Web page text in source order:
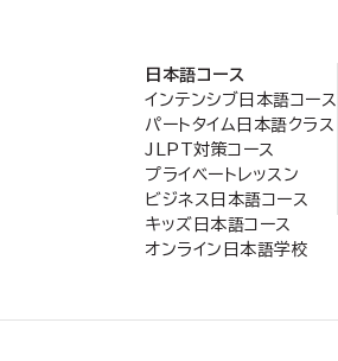
日本語コース
インテンシブ日本語コース
パートタイム日本語クラス
JLPT対策コース
プライベートレッスン
ビジネス日本語コース
キッズ日本語コース
オンライン日本語学校